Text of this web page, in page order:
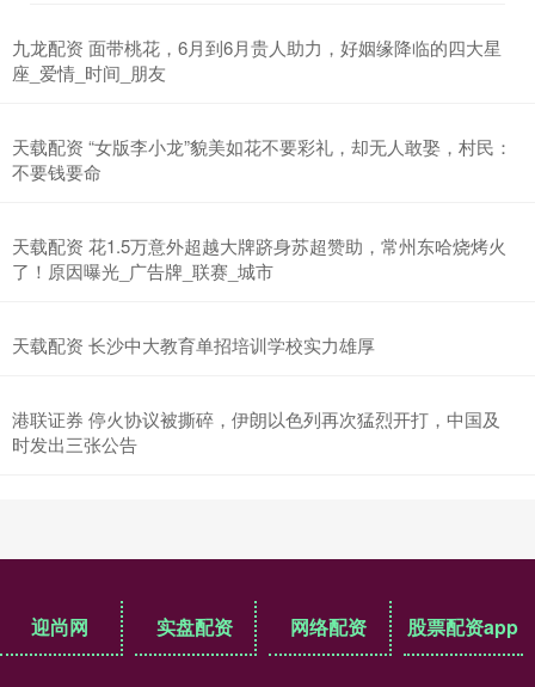
九龙配资 面带桃花，6月到6月贵人助力，好姻缘降临的四大星
座_爱情_时间_朋友
天载配资 “女版李小龙”貌美如花不要彩礼，却无人敢娶，村民：
不要钱要命
天载配资 花1.5万意外超越大牌跻身苏超赞助，常州东哈烧烤火
了！原因曝光_广告牌_联赛_城市
天载配资 长沙中大教育单招培训学校实力雄厚
港联证券 停火协议被撕碎，伊朗以色列再次猛烈开打，中国及
时发出三张公告
迎尚网 实盘配资 网络配资 股票配资app